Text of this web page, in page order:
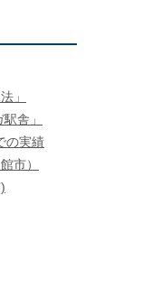
」
舎」
の実績
市）